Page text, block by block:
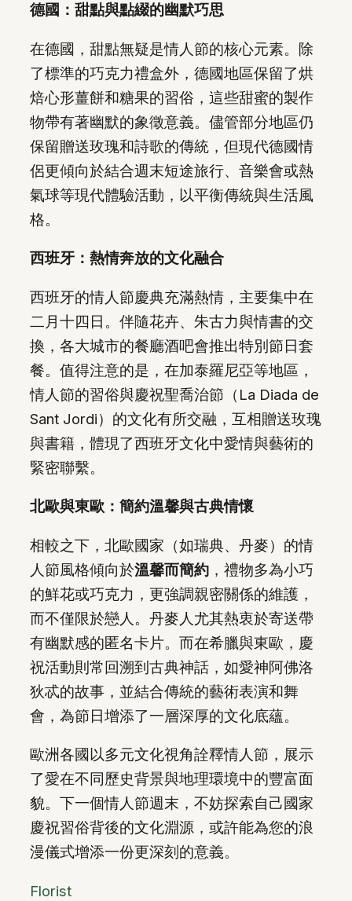
德國：甜點與點綴的幽默巧思
在德國，甜點無疑是情人節的核心元素。除
了標準的巧克力禮盒外，德國地區保留了烘
焙心形薑餅和糖果的習俗，這些甜蜜的製作
物帶有著幽默的象徵意義。儘管部分地區仍
保留贈送玫瑰和詩歌的傳統，但現代德國情
侶更傾向於結合週末短途旅行、音樂會或熱
氣球等現代體驗活動，以平衡傳統與生活風
格。
西班牙：熱情奔放的文化融合
西班牙的情人節慶典充滿熱情，主要集中在
二月十四日。伴隨花卉、朱古力與情書的交
換，各大城市的餐廳酒吧會推出特別節日套
餐。值得注意的是，在加泰羅尼亞等地區，
情人節的習俗與慶祝聖喬治節（La Diada de
Sant Jordi）的文化有所交融，互相贈送玫瑰
與書籍，體現了西班牙文化中愛情與藝術的
緊密聯繫。
北歐與東歐：簡約溫馨與古典情懷
相較之下，北歐國家（如瑞典、丹麥）的情
人節風格傾向於溫馨而簡約 ，禮物多為小巧
的鮮花或巧克力，更強調親密關係的維護，
而不僅限於戀人。丹麥人尤其熱衷於寄送帶
有幽默感的匿名卡片。而在希臘與東歐，慶
祝活動則常回溯到古典神話，如愛神阿佛洛
狄忒的故事，並結合傳統的藝術表演和舞
會，為節日增添了一層深厚的文化底蘊。
歐洲各國以多元文化視角詮釋情人節，展示
了愛在不同歷史背景與地理環境中的豐富面
貌。下一個情人節週末，不妨探索自己國家
慶祝習俗背後的文化淵源，或許能為您的浪
漫儀式增添一份更深刻的意義。
Florist